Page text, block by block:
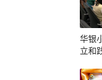
华银
立和
生活